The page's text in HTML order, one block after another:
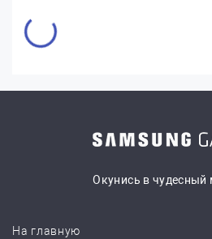
Окунись в чудесный
На главную